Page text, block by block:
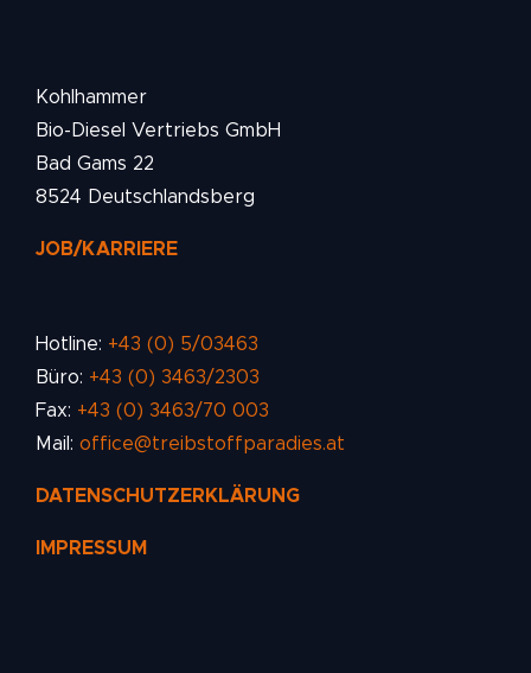
Kohlhammer
Bio-Diesel Vertriebs GmbH
Bad Gams 22
8524 Deutschlandsberg
JOB/KARRIERE
Hotline: +43 (0) 5/03463
Büro: +43 (0) 3463/2303
Fax: +43 (0) 3463/70 003
Mail: office@treibstoffparadies.at
DATENSCHUTZERKLÄRUNG
IMPRESSUM